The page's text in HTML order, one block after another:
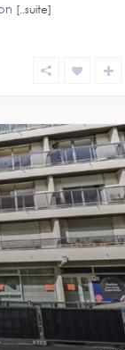
[..suite]